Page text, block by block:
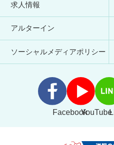
求人情報
アルターイン
ソーシャルメディアポリシー
FacebookYouTube